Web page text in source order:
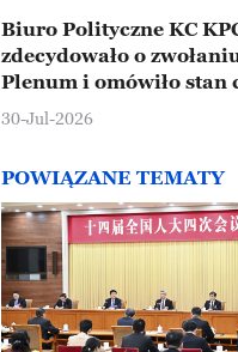
Biuro Polityczne KC
zdecydowało o
Plenum i omówiło stan
gospodarki
30-Jul-2026
POWIĄZANE TEMATY